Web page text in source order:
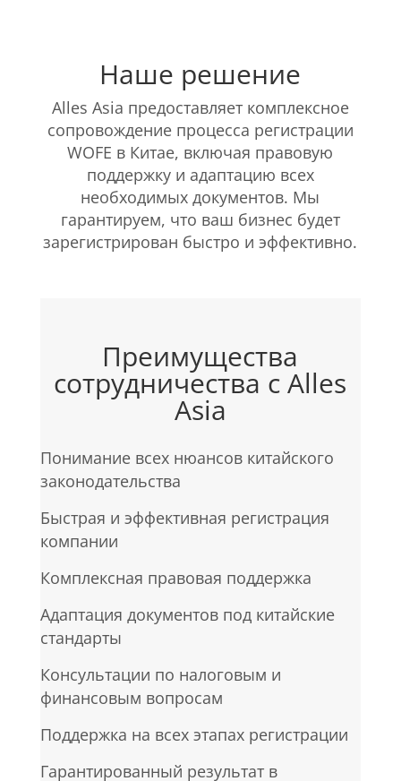
Наше решение
Alles Asia предоставляет комплексное
сопровождение процесса регистрации
WOFE в Китае, включая правовую
поддержку и адаптацию всех
необходимых документов. Мы
гарантируем, что ваш бизнес будет
зарегистрирован быстро и эффективно.
Преимущества
сотрудничества с Alles
Asia
Понимание всех нюансов китайского
законодательства
Быстрая и эффективная регистрация
компании
Комплексная правовая поддержка
Адаптация документов под китайские
стандарты
Консультации по налоговым и
финансовым вопросам
Поддержка на всех этапах регистрации
Гарантированный результат в